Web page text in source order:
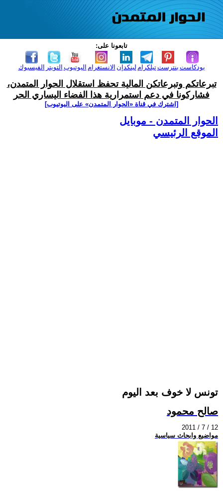
تابعونا على:
الفيسبوك التويتر اليوتيوب الانستغرام لينكدإن تيلكرامبنترست بودكاست
تبرعاتكم وتبرعاتكن المالية تحفظ استقلال الحوار المتمدن،
فشاركونا في دعم استمرارية هذا الفضاء اليساري الحر
[اشترك في قناة ‫«الحوار المتمدن» على اليوتيوب]
الحوار المتمدن - موبايل
الموقع الرئيسي
تونس لا خوف بعد اليوم
صالح محمود
2011 / 7 / 12
مواضيع وابحاث سياسية